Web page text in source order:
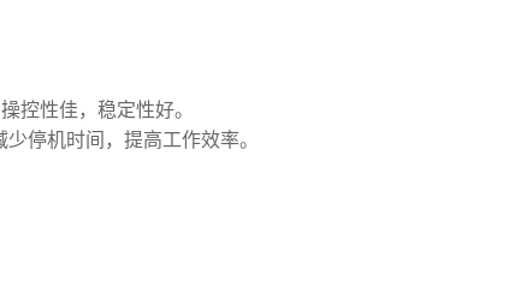
控性佳，稳定性好。
停机时间，提高工作效率。